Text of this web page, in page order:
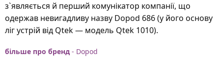
з`являється й перший комунікатор компанії, що
одержав невигадливу назву Dopod 686 (у його основу
ліг устрій від Qtek — модель Qtek 1010).
більше про бренд - Dopod